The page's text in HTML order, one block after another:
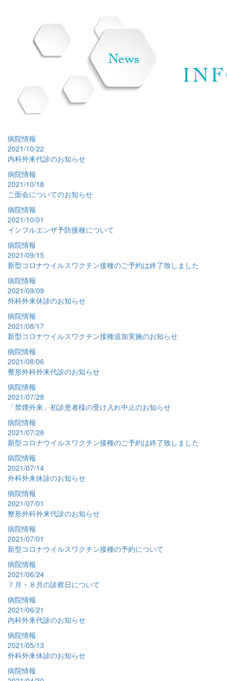
病院情報
2021/10/22
内科外来代診のお知らせ
病院情報
2021/10/18
ご面会についてのお知らせ
病院情報
2021/10/01
インフルエンザ予防接種について
病院情報
2021/09/15
新型コロナウイルスワクチン接種のご予約は終了致しました
病院情報
2021/09/09
外科外来休診のお知らせ
病院情報
2021/08/17
新型コロナウイルスワクチン接種追加実施のお知らせ
病院情報
2021/08/06
整形外科外来代診のお知らせ
病院情報
2021/07/28
「禁煙外来」初診患者様の受け入れ中止のお知らせ
病院情報
2021/07/28
新型コロナウイルスワクチン接種のご予約は終了致しました
病院情報
2021/07/14
外科外来休診のお知らせ
病院情報
2021/07/01
整形外科外来代診のお知らせ
病院情報
2021/07/01
新型コロナウイルスワクチン接種の予約について
病院情報
2021/06/24
７月・８月の診察日について
病院情報
2021/06/21
内科外来代診のお知らせ
病院情報
2021/05/13
外科外来休診のお知らせ
病院情報